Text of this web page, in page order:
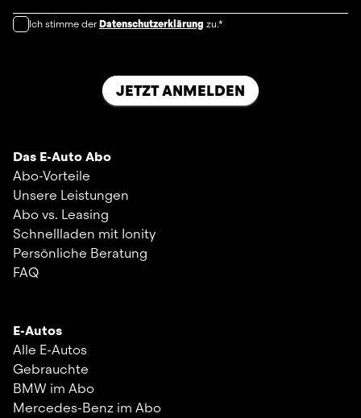
Das E-Auto Abo
Abo-Vorteile
Unsere Leistungen
Abo vs. Leasing
Schnellladen mit Ionity
Persönliche Beratung
FAQ
E-Autos
Alle E-Autos
Gebrauchte
BMW im Abo
Mercedes-Benz im Abo
Ich stimme derDatenschutzerklärung zu.*
JETZT ANMELDEN